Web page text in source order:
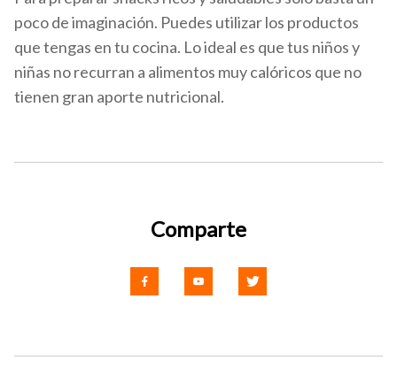
poco de imaginación. Puedes utilizar los productos
que tengas en tu cocina. Lo ideal es que tus niños y
niñas no recurran a alimentos muy calóricos que no
tienen gran aporte nutricional.
Comparte